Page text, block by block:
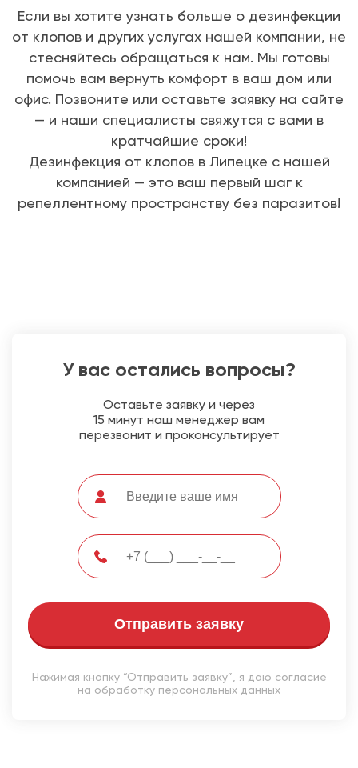
Если вы хотите узнать больше о дезинфекции
от клопов и других услугах нашей компании, не
стесняйтесь обращаться к нам. Мы готовы
помочь вам вернуть комфорт в ваш дом или
офис. Позвоните или оставьте заявку на сайте
— и наши специалисты свяжутся с вами в
кратчайшие сроки!
Дезинфекция от клопов в Липецке с нашей
компанией — это ваш первый шаг к
репеллентному пространству без паразитов!
У вас остались вопросы?
Оставьте заявку и через
15 минут наш менеджер вам
перезвонит и проконсультирует
Отправить заявку
Нажимая кнопку “Отправить заявку”, я даю согласие
на обработку персональных данных